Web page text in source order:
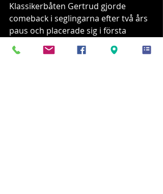
Klassikerbåten Gertrud gjorde
comeback i seglingarna efter två års
paus och placerade sig i första
starten som åttonde och i andra
starten som sjunde med
Robert